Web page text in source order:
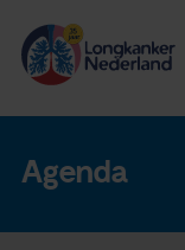
Longkanker
Leven met
Agenda